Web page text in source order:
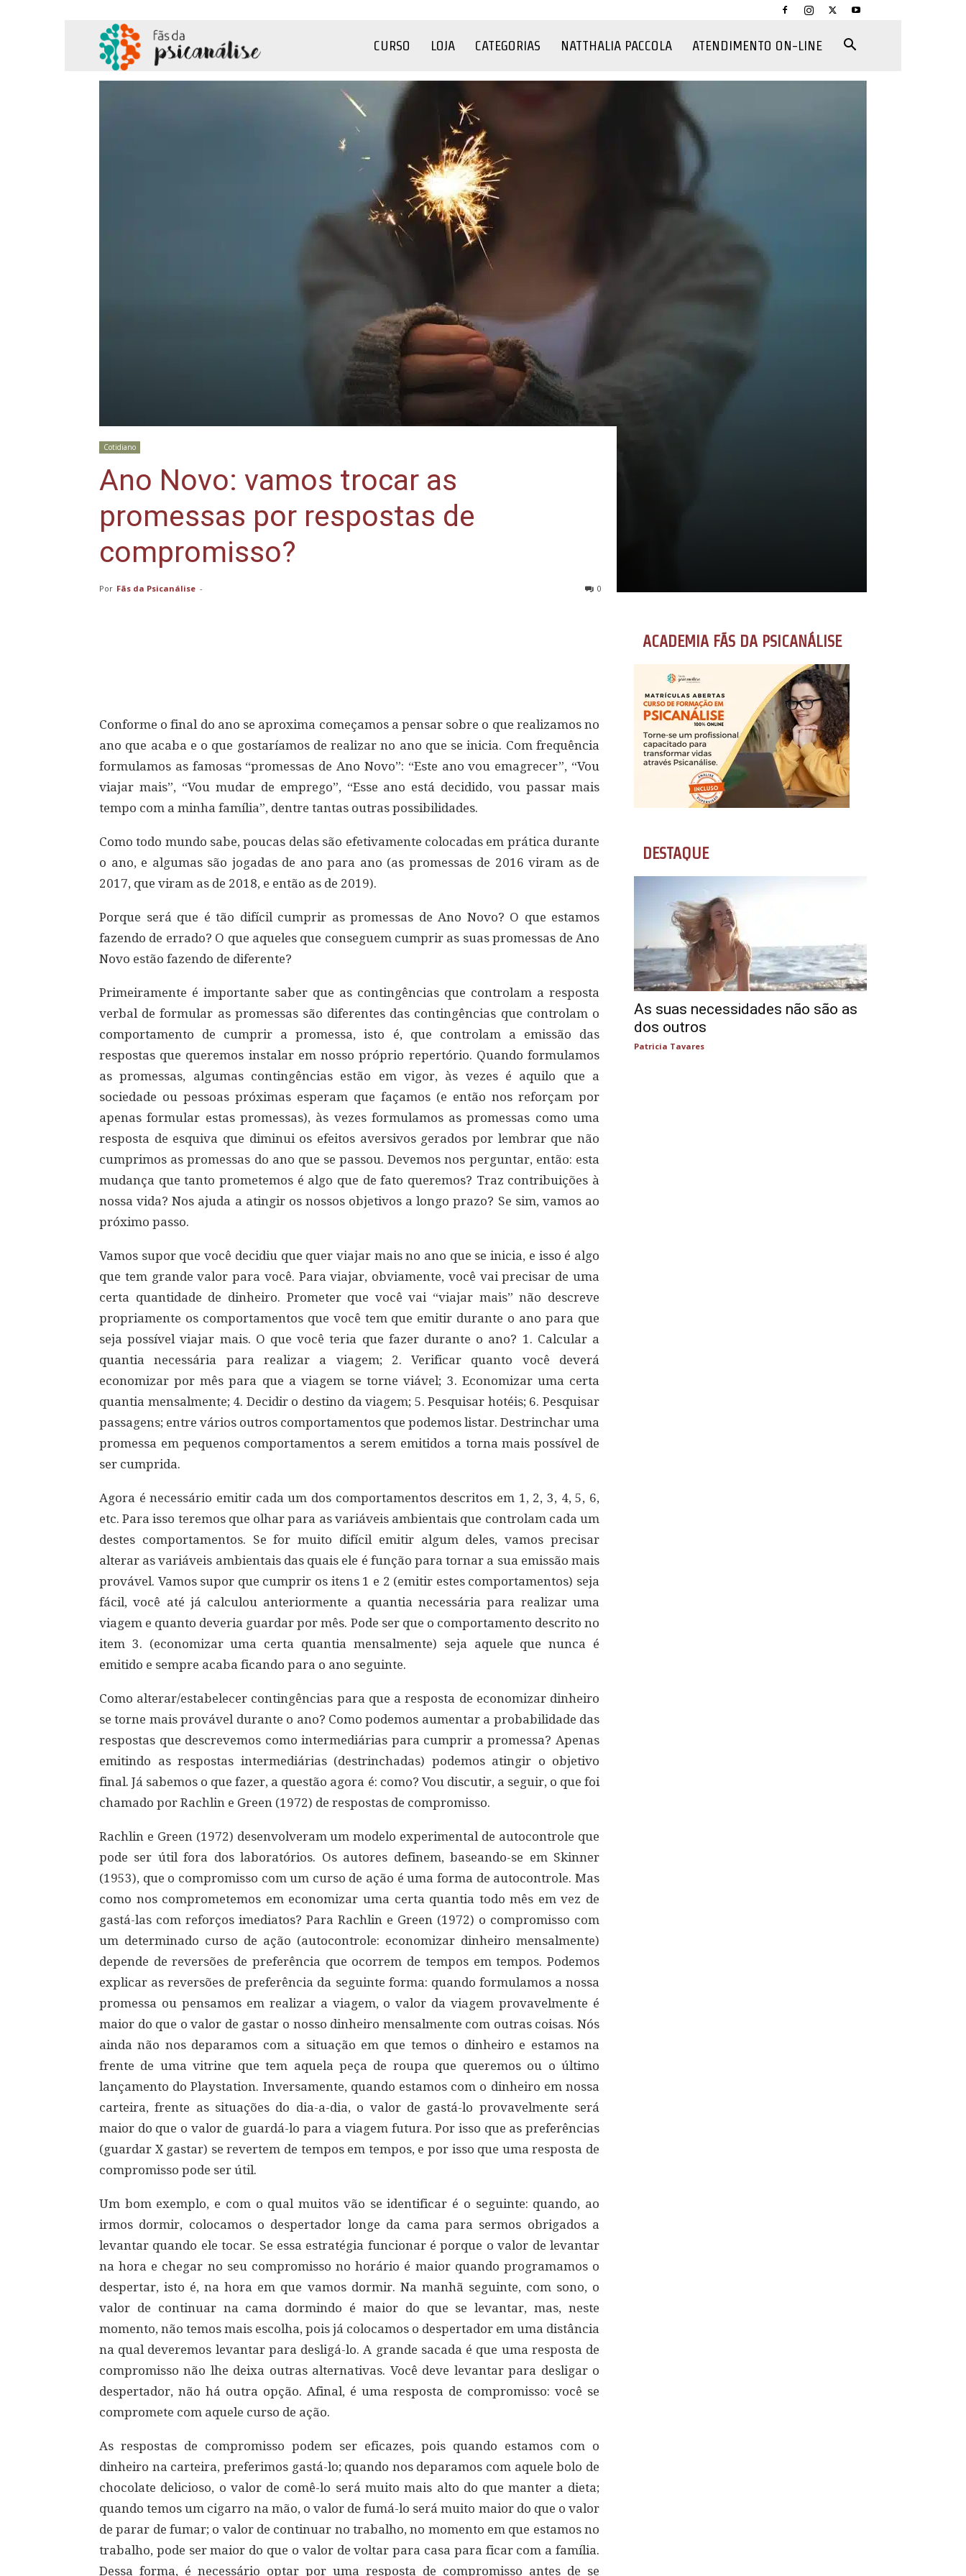
CURSO LOJA CATEGORIAS NATTHALIA PACCOLA ATENDIMENTO ON-LINE
Cotidiano
Ano Novo: vamos trocar as
promessas por respostas de
compromisso?
Por Fãs da Psicanálise - 0
Conforme o final do ano se aproxima começamos a pensar sobre o que realizamos no
ano que acaba e o que gostaríamos de realizar no ano que se inicia. Com frequência
formulamos as famosas “promessas de Ano Novo”: “Este ano vou emagrecer”, “Vou
viajar mais”, “Vou mudar de emprego”, “Esse ano está decidido, vou passar mais
tempo com a minha família”, dentre tantas outras possibilidades.
Como todo mundo sabe, poucas delas são efetivamente colocadas em prática durante
o ano, e algumas são jogadas de ano para ano (as promessas de 2016 viram as de
2017, que viram as de 2018, e então as de 2019).
Porque será que é tão difícil cumprir as promessas de Ano Novo? O que estamos
fazendo de errado? O que aqueles que conseguem cumprir as suas promessas de Ano
Novo estão fazendo de diferente?
Primeiramente é importante saber que as contingências que controlam a resposta
verbal de formular as promessas são diferentes das contingências que controlam o
comportamento de cumprir a promessa, isto é, que controlam a emissão das
respostas que queremos instalar em nosso próprio repertório. Quando formulamos
as promessas, algumas contingências estão em vigor, às vezes é aquilo que a
sociedade ou pessoas próximas esperam que façamos (e então nos reforçam por
apenas formular estas promessas), às vezes formulamos as promessas como uma
resposta de esquiva que diminui os efeitos aversivos gerados por lembrar que não
cumprimos as promessas do ano que se passou. Devemos nos perguntar, então: esta
mudança que tanto prometemos é algo que de fato queremos? Traz contribuições à
nossa vida? Nos ajuda a atingir os nossos objetivos a longo prazo? Se sim, vamos ao
próximo passo.
Vamos supor que você decidiu que quer viajar mais no ano que se inicia, e isso é algo
que tem grande valor para você. Para viajar, obviamente, você vai precisar de uma
certa quantidade de dinheiro. Prometer que você vai “viajar mais” não descreve
propriamente os comportamentos que você tem que emitir durante o ano para que
seja possível viajar mais. O que você teria que fazer durante o ano? 1. Calcular a
quantia necessária para realizar a viagem; 2. Verificar quanto você deverá
economizar por mês para que a viagem se torne viável; 3. Economizar uma certa
quantia mensalmente; 4. Decidir o destino da viagem; 5. Pesquisar hotéis; 6. Pesquisar
passagens; entre vários outros comportamentos que podemos listar. Destrinchar uma
promessa em pequenos comportamentos a serem emitidos a torna mais possível de
ser cumprida.
Agora é necessário emitir cada um dos comportamentos descritos em 1, 2, 3, 4, 5, 6,
etc. Para isso teremos que olhar para as variáveis ambientais que controlam cada um
destes comportamentos. Se for muito difícil emitir algum deles, vamos precisar
alterar as variáveis ambientais das quais ele é função para tornar a sua emissão mais
provável. Vamos supor que cumprir os itens 1 e 2 (emitir estes comportamentos) seja
fácil, você até já calculou anteriormente a quantia necessária para realizar uma
viagem e quanto deveria guardar por mês. Pode ser que o comportamento descrito no
item 3. (economizar uma certa quantia mensalmente) seja aquele que nunca é
emitido e sempre acaba ficando para o ano seguinte.
Como alterar/estabelecer contingências para que a resposta de economizar dinheiro
se torne mais provável durante o ano? Como podemos aumentar a probabilidade das
respostas que descrevemos como intermediárias para cumprir a promessa? Apenas
emitindo as respostas intermediárias (destrinchadas) podemos atingir o objetivo
final. Já sabemos o que fazer, a questão agora é: como? Vou discutir, a seguir, o que foi
chamado por Rachlin e Green (1972) de respostas de compromisso.
Rachlin e Green (1972) desenvolveram um modelo experimental de autocontrole que
pode ser útil fora dos laboratórios. Os autores definem, baseando-se em Skinner
(1953), que o compromisso com um curso de ação é uma forma de autocontrole. Mas
como nos comprometemos em economizar uma certa quantia todo mês em vez de
gastá-las com reforços imediatos? Para Rachlin e Green (1972) o compromisso com
um determinado curso de ação (autocontrole: economizar dinheiro mensalmente)
depende de reversões de preferência que ocorrem de tempos em tempos. Podemos
explicar as reversões de preferência da seguinte forma: quando formulamos a nossa
promessa ou pensamos em realizar a viagem, o valor da viagem provavelmente é
maior do que o valor de gastar o nosso dinheiro mensalmente com outras coisas. Nós
ainda não nos deparamos com a situação em que temos o dinheiro e estamos na
frente de uma vitrine que tem aquela peça de roupa que queremos ou o último
lançamento do Playstation. Inversamente, quando estamos com o dinheiro em nossa
carteira, frente as situações do dia-a-dia, o valor de gastá-lo provavelmente será
maior do que o valor de guardá-lo para a viagem futura. Por isso que as preferências
(guardar X gastar) se revertem de tempos em tempos, e por isso que uma resposta de
compromisso pode ser útil.
Um bom exemplo, e com o qual muitos vão se identificar é o seguinte: quando, ao
irmos dormir, colocamos o despertador longe da cama para sermos obrigados a
levantar quando ele tocar. Se essa estratégia funcionar é porque o valor de levantar
na hora e chegar no seu compromisso no horário é maior quando programamos o
despertar, isto é, na hora em que vamos dormir. Na manhã seguinte, com sono, o
valor de continuar na cama dormindo é maior do que se levantar, mas, neste
momento, não temos mais escolha, pois já colocamos o despertador em uma distância
na qual deveremos levantar para desligá-lo. A grande sacada é que uma resposta de
compromisso não lhe deixa outras alternativas. Você deve levantar para desligar o
despertador, não há outra opção. Afinal, é uma resposta de compromisso: você se
compromete com aquele curso de ação.
As respostas de compromisso podem ser eficazes, pois quando estamos com o
dinheiro na carteira, preferimos gastá-lo; quando nos deparamos com aquele bolo de
chocolate delicioso, o valor de comê-lo será muito mais alto do que manter a dieta;
quando temos um cigarro na mão, o valor de fumá-lo será muito maior do que o valor
de parar de fumar; o valor de continuar no trabalho, no momento em que estamos no
trabalho, pode ser maior do que o valor de voltar para casa para ficar com a família.
Dessa forma, é necessário optar por uma resposta de compromisso antes de se
ACADEMIA FÃS DA PSICANÁLISE
DESTAQUE
As suas necessidades não são as
dos outros
Patricia Tavares